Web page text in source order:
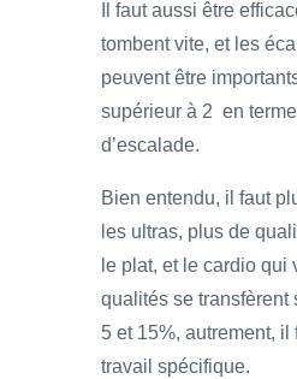
Il faut aussi être
tombent vite, et les
peuvent être
supérieur à 2 en
d’escalade.
Bien entendu, il faut
les ultras, plus de
le plat, et le cardio qui
qualités se transfèrent
5 et 15%, autrement,
travail spécifique.